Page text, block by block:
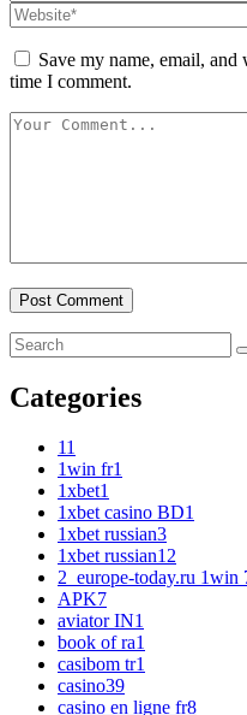
Save my name, email,
time I comment.
Categories
11
1win fr1
1xbet1
1xbet casino BD1
1xbet russian3
1xbet russian12
2_europe-today.ru 1win
APK7
aviator IN1
book of ra1
casibom tr1
casino39
casino en ligne fr8